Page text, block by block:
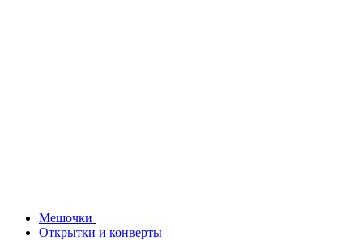
Мешочки
Открытки и конверты